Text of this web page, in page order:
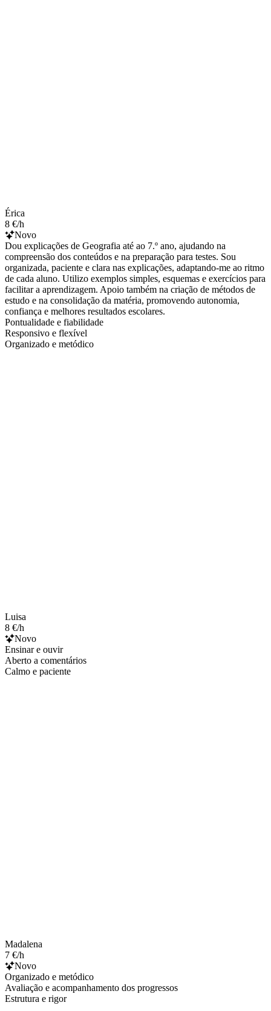
Érica
8 €/h
Novo
Dou explicações de Geografia até ao 7.º ano, ajudando na
compreensão dos conteúdos e na preparação para testes. Sou
organizada, paciente e clara nas explicações, adaptando-me ao ritmo
de cada aluno. Utilizo exemplos simples, esquemas e exercícios para
facilitar a aprendizagem. Apoio também na criação de métodos de
estudo e na consolidação da matéria, promovendo autonomia,
confiança e melhores resultados escolares.
Pontualidade e fiabilidade
Responsivo e flexível
Organizado e metódico
Luisa
8 €/h
Novo
Ensinar e ouvir
Aberto a comentários
Calmo e paciente
Madalena
7 €/h
Novo
Organizado e metódico
Avaliação e acompanhamento dos progressos
Estrutura e rigor